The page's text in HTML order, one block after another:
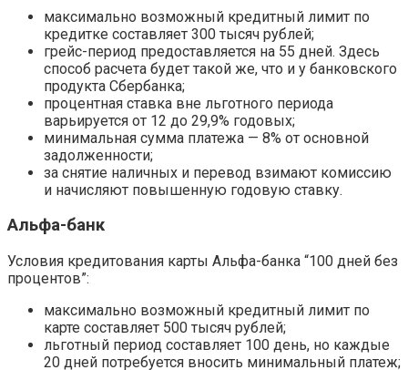
максимально возможный кредитный лимит по
кредитке составляет 300 тысяч рублей;
грейс-период предоставляется на 55 дней. Здесь
способ расчета будет такой же, что и у банковского
продукта Сбербанка;
процентная ставка вне льготного периода
варьируется от 12 до 29,9% годовых;
минимальная сумма платежа — 8% от основной
задолженности;
за снятие наличных и перевод взимают комиссию
и начисляют повышенную годовую ставку.
Альфа-банк
Условия кредитования карты Альфа-банка “100 дней без
процентов”:
максимально возможный кредитный лимит по
карте составляет 500 тысяч рублей;
льготный период составляет 100 день, но каждые
20 дней потребуется вносить минимальный платеж;